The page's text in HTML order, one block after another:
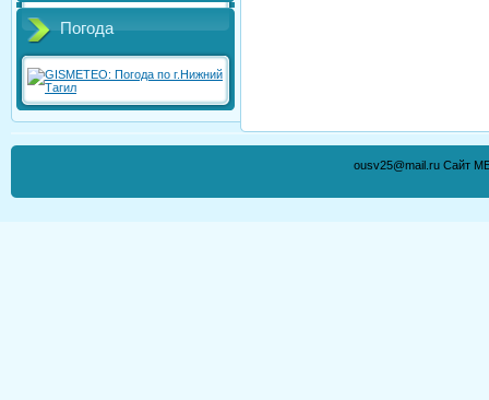
Погода
ousv25@mail.ru Сайт